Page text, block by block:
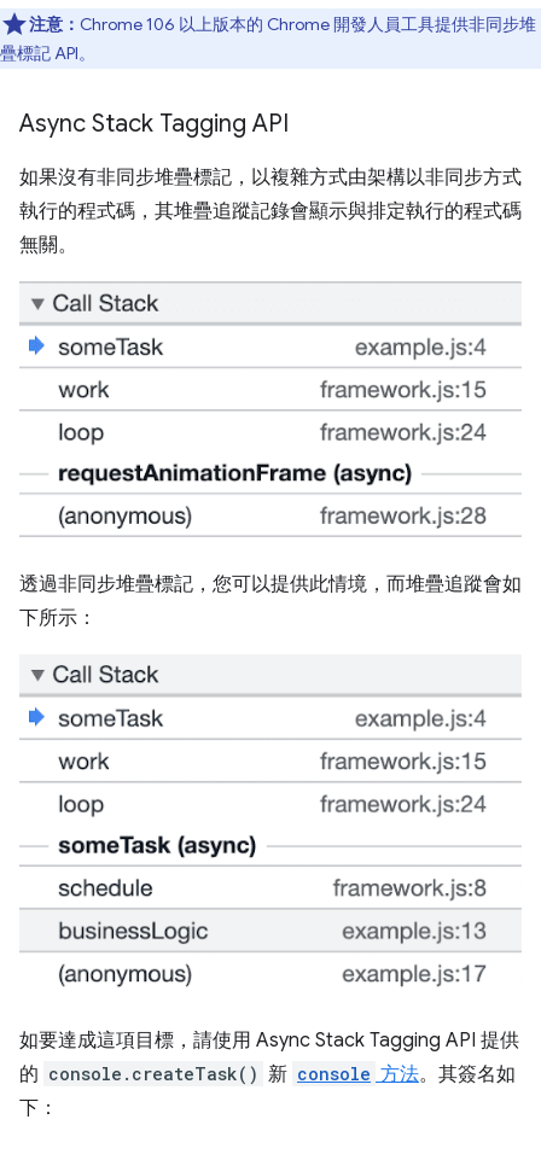
注意： Chrome 106 以上版本的 Chrome 開發人員工具提供非同步堆
疊標記 API。
Async Stack Tagging API
如果沒有非同步堆疊標記，以複雜方式由架構以非同步方式
執行的程式碼，其堆疊追蹤記錄會顯示與排定執行的程式碼
無關。
透過非同步堆疊標記，您可以提供此情境，而堆疊追蹤會如
下所示：
如要達成這項目標，請使用 Async Stack Tagging API 提供
的 console.createTask() 新 console 方法。其簽名如
下：